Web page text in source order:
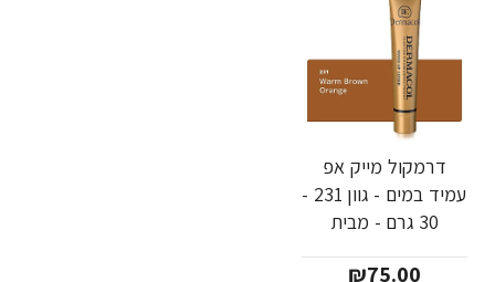
דרמקול מייק אפ
עמיד במים - גוון 231 -
30 גרם - מבית
₪75.00